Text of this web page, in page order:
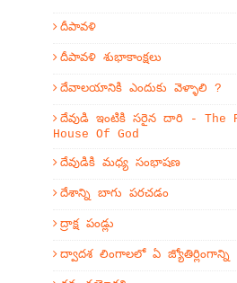
దీపావళి
దీపావళి శుభాకాంక్షలు
దేవాలయానికి ఎందుకు వెళ్ళాలి ?
దేవుడి ఇంటికి సరైన దారి - The
House Of God
దేవుడికి మధ్య సంభాషణ
దేశాన్ని బాగు పరచడం
ద్రాక్ష పండ్లు
ద్వాదశ లింగాలలో ఏ జ్యోతిర్లింగాన్ని